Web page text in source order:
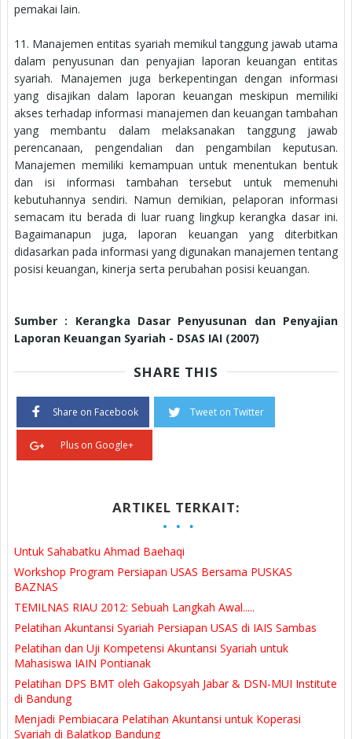
pemakai lain.
11. Manajemen entitas syariah memikul tanggung jawab utama
dalam penyusunan dan penyajian laporan keuangan entitas
syariah. Manajemen juga berkepentingan dengan informasi
yang disajikan dalam laporan keuangan meskipun memiliki
akses terhadap informasi manajemen dan keuangan tambahan
yang membantu dalam melaksanakan tanggung jawab
perencanaan, pengendalian dan pengambilan keputusan.
Manajemen memiliki kemampuan untuk menentukan bentuk
dan isi informasi tambahan tersebut untuk memenuhi
kebutuhannya sendiri. Namun demikian, pelaporan informasi
semacam itu berada di luar ruang lingkup kerangka dasar ini.
Bagaimanapun juga, laporan keuangan yang diterbitkan
didasarkan pada informasi yang digunakan manajemen tentang
posisi keuangan, kinerja serta perubahan posisi keuangan.
Sumber : Kerangka Dasar Penyusunan dan Penyajian
Laporan Keuangan Syariah - DSAS IAI (2007)
SHARE THIS
Share on Facebook Tweet on Twitter
Plus on Google+
ARTIKEL TERKAIT:
Untuk Sahabatku Ahmad Baehaqi
Workshop Program Persiapan USAS Bersama PUSKAS
BAZNAS
TEMILNAS RIAU 2012: Sebuah Langkah Awal.....
Pelatihan Akuntansi Syariah Persiapan USAS di IAIS Sambas
Pelatihan dan Uji Kompetensi Akuntansi Syariah untuk
Mahasiswa IAIN Pontianak
Pelatihan DPS BMT oleh Gakopsyah Jabar & DSN-MUI Institute
di Bandung
Menjadi Pembiacara Pelatihan Akuntansi untuk Koperasi
Syariah di Balatkop Bandung